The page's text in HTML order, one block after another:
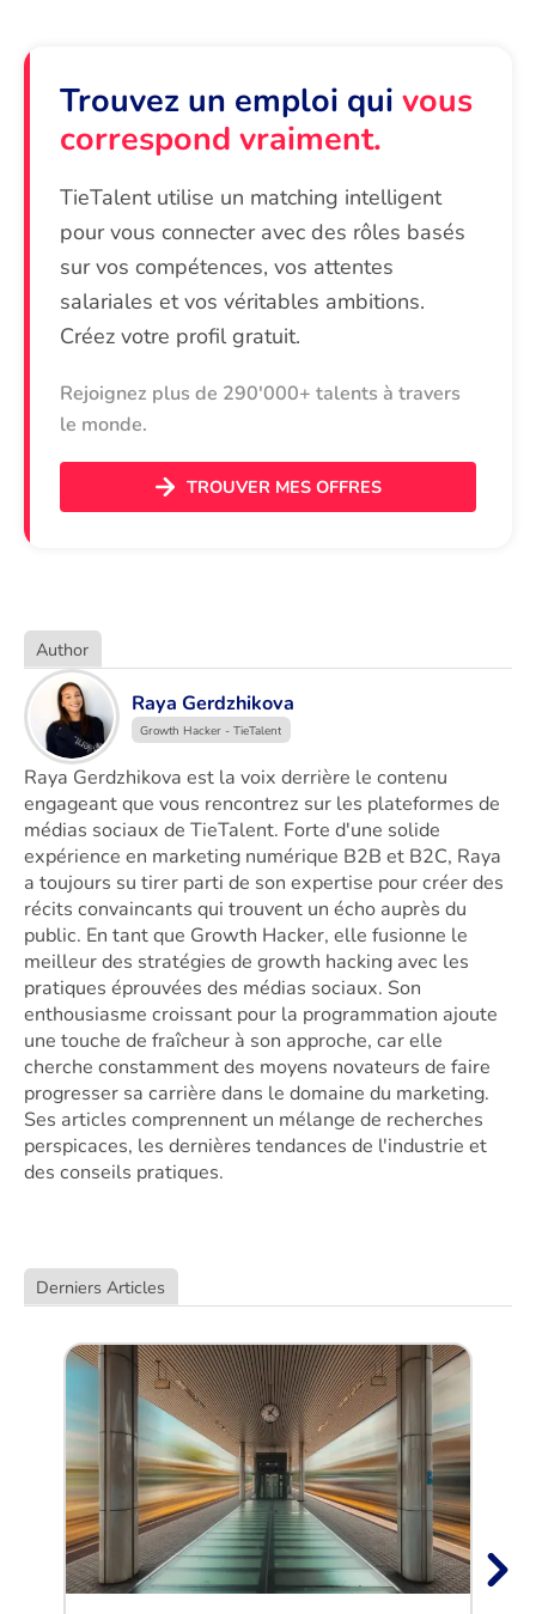
Trouvez un emploi qui vous
correspond vraiment.
TieTalent utilise un matching intelligent
pour vous connecter avec des rôles basés
sur vos compétences, vos attentes
salariales et vos véritables ambitions.
Créez votre profil gratuit.
Rejoignez plus de 290'000+ talents à travers
le monde.
TROUVER MES OFFRES
Author
Raya Gerdzhikova
Growth Hacker - TieTalent
Raya Gerdzhikova est la voix derrière le contenu
engageant que vous rencontrez sur les plateformes de
médias sociaux de TieTalent. Forte d'une solide
expérience en marketing numérique B2B et B2C, Raya
a toujours su tirer parti de son expertise pour créer des
récits convaincants qui trouvent un écho auprès du
public. En tant que Growth Hacker, elle fusionne le
meilleur des stratégies de growth hacking avec les
pratiques éprouvées des médias sociaux. Son
enthousiasme croissant pour la programmation ajoute
une touche de fraîcheur à son approche, car elle
cherche constamment des moyens novateurs de faire
progresser sa carrière dans le domaine du marketing.
Ses articles comprennent un mélange de recherches
perspicaces, les dernières tendances de l'industrie et
des conseils pratiques.
Derniers Articles